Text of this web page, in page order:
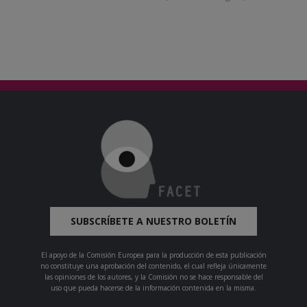
SUBSCRÍBETE A NUESTRO BOLETÍN
El apoyo de la Comisión Europea para la producción de esta publicación
no constituye una aprobación del contenido, el cual refleja únicamente
las opiniones de los autores, y la Comisión no se hace responsable del
uso que pueda hacerse de la información contenida en la misma.